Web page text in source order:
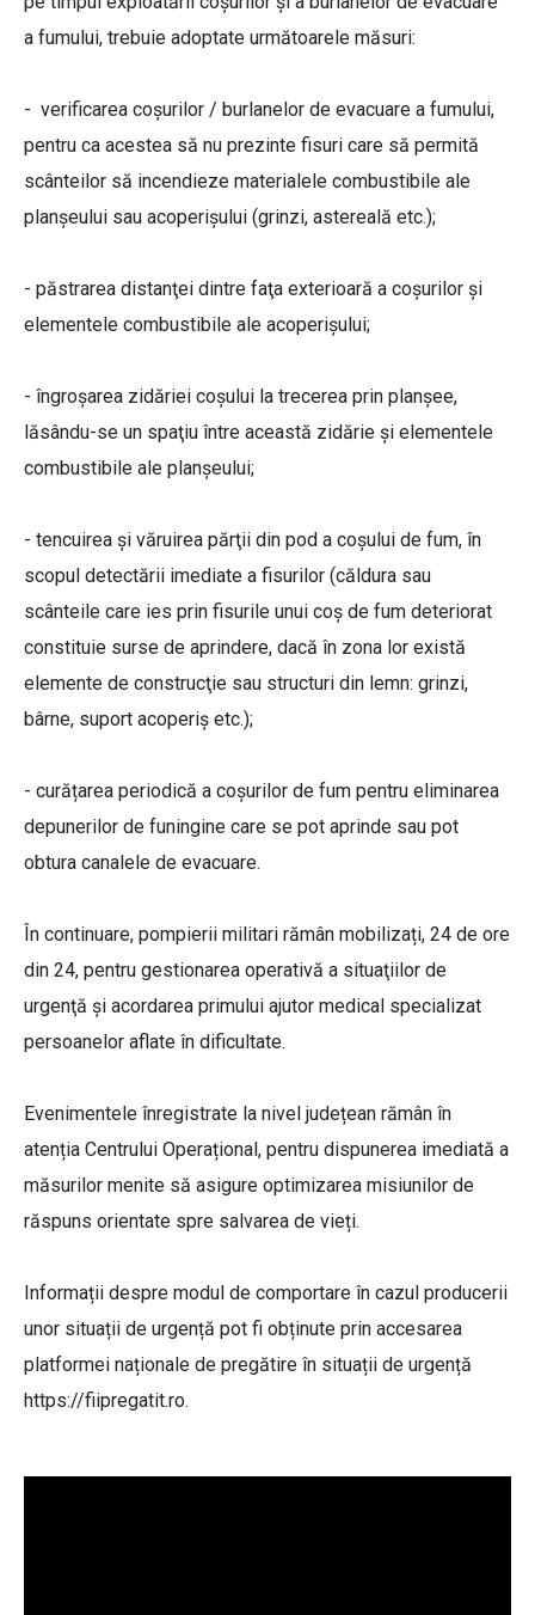
a fumului, trebuie adoptate următoarele măsuri:
- verificarea coşurilor / burlanelor de evacuare a fumului,
pentru ca acestea să nu prezinte fisuri care să permită
scânteilor să incendieze materialele combustibile ale
planșeului sau acoperișului (grinzi, astereală etc.);
- păstrarea distanţei dintre faţa exterioară a coşurilor şi
elementele combustibile ale acoperişului;
- îngroșarea zidăriei coşului la trecerea prin planşee,
lăsându-se un spaţiu între această zidărie şi elementele
combustibile ale planşeului;
- tencuirea şi văruirea părţii din pod a coşului de fum, în
scopul detectării imediate a fisurilor (căldura sau
scânteile care ies prin fisurile unui coş de fum deteriorat
constituie surse de aprindere, dacă în zona lor există
elemente de construcţie sau structuri din lemn: grinzi,
bârne, suport acoperiş etc.);
- curățarea periodică a coșurilor de fum pentru eliminarea
depunerilor de funingine care se pot aprinde sau pot
obtura canalele de evacuare.
În continuare, pompierii militari rămân mobilizați, 24 de ore
din 24, pentru gestionarea operativă a situaţiilor de
urgenţă şi acordarea primului ajutor medical specializat
persoanelor aflate în dificultate.
Evenimentele înregistrate la nivel județean rămân în
atenția Centrului Operațional, pentru dispunerea imediată a
măsurilor menite să asigure optimizarea misiunilor de
răspuns orientate spre salvarea de vieți.
Informații despre modul de comportare în cazul producerii
unor situații de urgență pot fi obținute prin accesarea
platformei naționale de pregătire în situații de urgență
https://fiipregatit.ro.